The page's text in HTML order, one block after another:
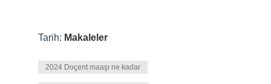
Tarih: Makaleler
2024 Doçent maaşı ne kadar